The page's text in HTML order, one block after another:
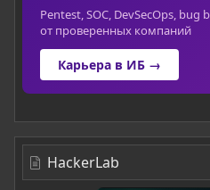
Pentest, SOC, DevSecOps,
от проверенных компаний
Карьера в ИБ →
HackerLab